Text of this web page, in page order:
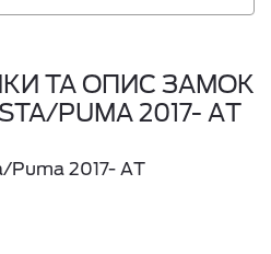
ТА ОПИС ЗАМОК
PUMA 2017- АT
Puma 2017- АT